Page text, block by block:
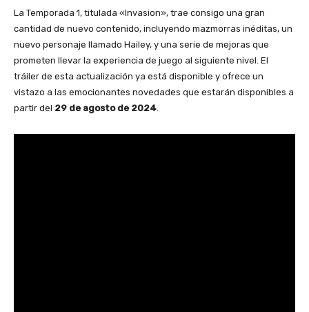
La Temporada 1, titulada «Invasion», trae consigo una gran
cantidad de nuevo contenido, incluyendo mazmorras inéditas, un
nuevo personaje llamado Hailey, y una serie de mejoras que
prometen llevar la experiencia de juego al siguiente nivel. El
tráiler de esta actualización ya está disponible y ofrece un
vistazo a las emocionantes novedades que estarán disponibles a
partir del 29 de agosto de 2024.